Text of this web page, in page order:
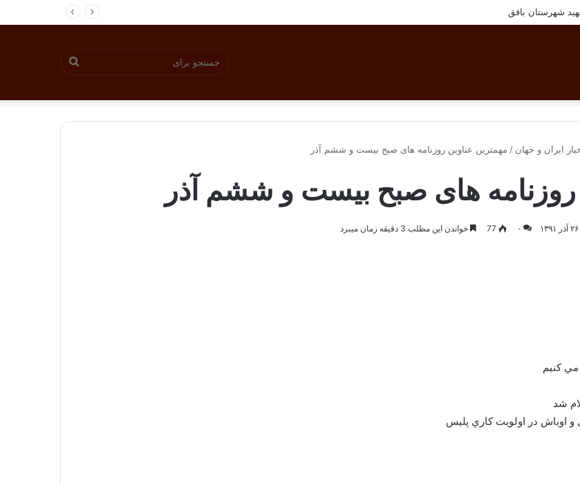
ایران و جهان / مهمترین عناوین روزنامه های صبح بیست و ششم آذر
روزنامه های صبح بیست و ششم آذر
۲۶ آذر ۱۳۹۱ ۰ 77 خواندن این مطلب 3 دقیقه زمان میبرد
شد
و اوباش در اولويت كاري پليس